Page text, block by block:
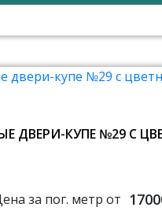
ДВЕРИ-КУПЕ №29 С
за пог. метр от